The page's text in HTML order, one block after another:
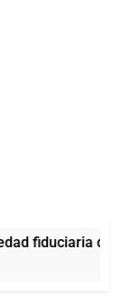
fiduciaria de